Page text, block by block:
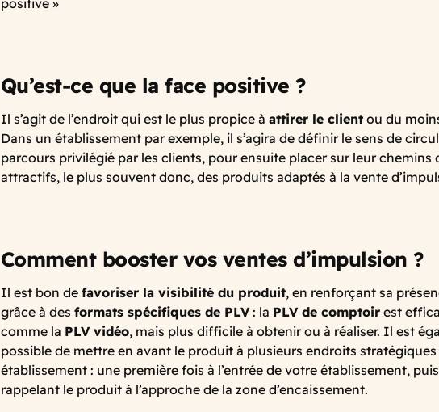
Qu’est-ce que la face positive ?
Il s’agit de l’endroit qui est le plus propice à attirer le clientou du
Dans un établissement par exemple, il s’agira de définir le sens de
parcours privilégié par les clients, pour ensuite placer sur leur chemins
attractifs, le plus souvent donc, des produits adaptés à la vente
Comment booster vos ventes d’impulsion ?
Il est bon de favoriser la visibilité du produit, en renforçant sa
grâce à des formats spécifiques de PLV: la PLV de comptoirest
comme la PLV vidéo, mais plus difficile à obtenir ou à réaliser. Il est
possible de mettre en avant le produit à plusieurs endroits
établissement : une première fois à l’entrée de votre établissement,
rappelant le produit à l’approche de la zone d’encaissement.